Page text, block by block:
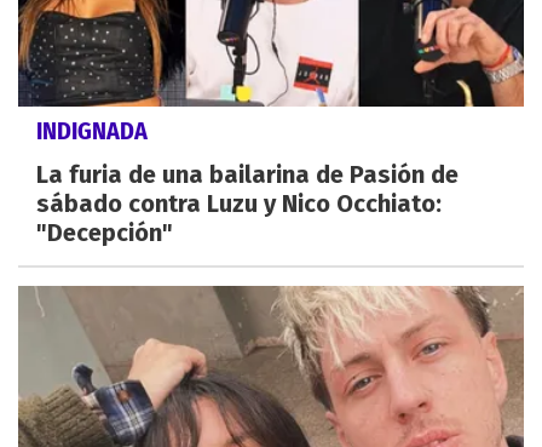
INDIGNADA
La furia de una bailarina de Pasión de
sábado contra Luzu y Nico Occhiato:
"Decepción"